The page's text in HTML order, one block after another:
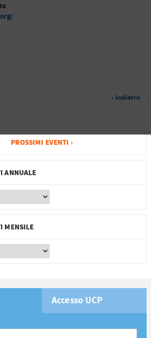
‹ indietro
PROSSIMI EVENTI ›
ANNUALE
MENSILE
Accesso UCP